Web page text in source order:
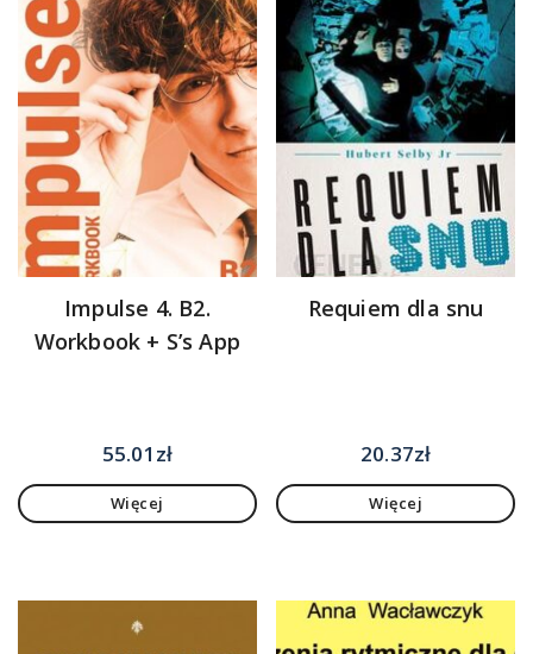
Impulse 4. B2.
Workbook + S’s App
55.01 zł
Więcej
Requiem dla snu
20.37zł
Więcej